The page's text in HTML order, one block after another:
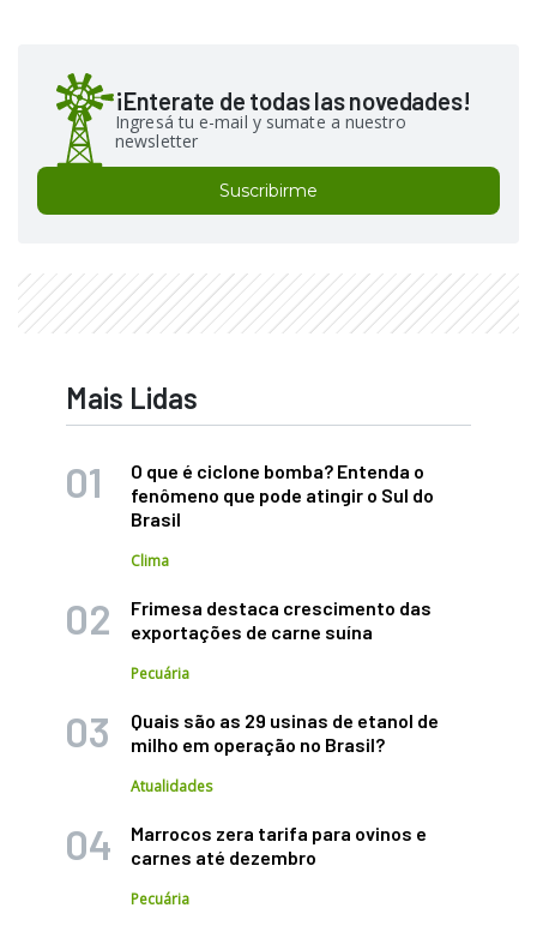
¡Enterate de todas las novedades!
Ingresá tu e-mail y sumate a nuestro
newsletter
Suscribirme
Mais Lidas
O que é ciclone bomba? Entenda o
fenômeno que pode atingir o Sul do
Brasil
Clima
Frimesa destaca crescimento das
exportações de carne suína
Pecuária
Quais são as 29 usinas de etanol de
milho em operação no Brasil?
Atualidades
Marrocos zera tarifa para ovinos e
carnes até dezembro
Pecuária